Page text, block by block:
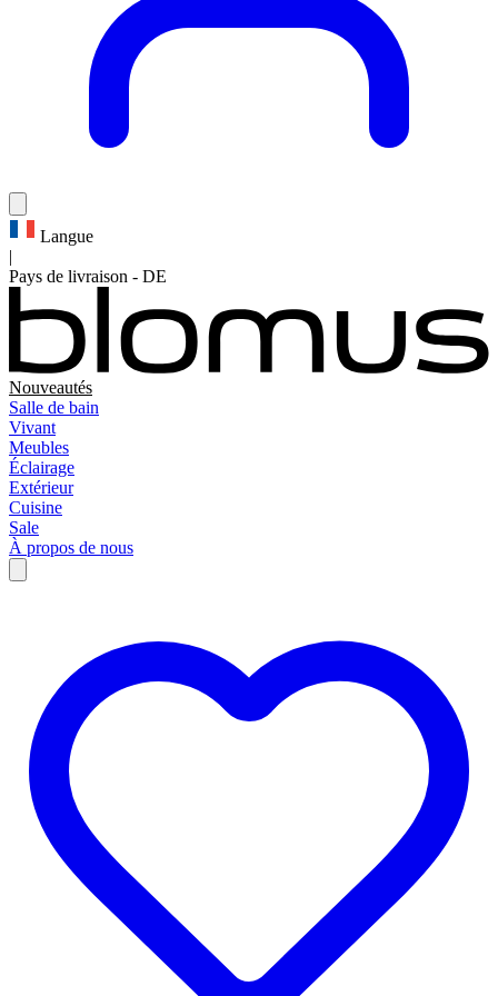
Langue
|
Pays de livraison - DE
Nouveautés
Salle de bain
Vivant
Meubles
Éclairage
Extérieur
Cuisine
Sale
À propos de nous